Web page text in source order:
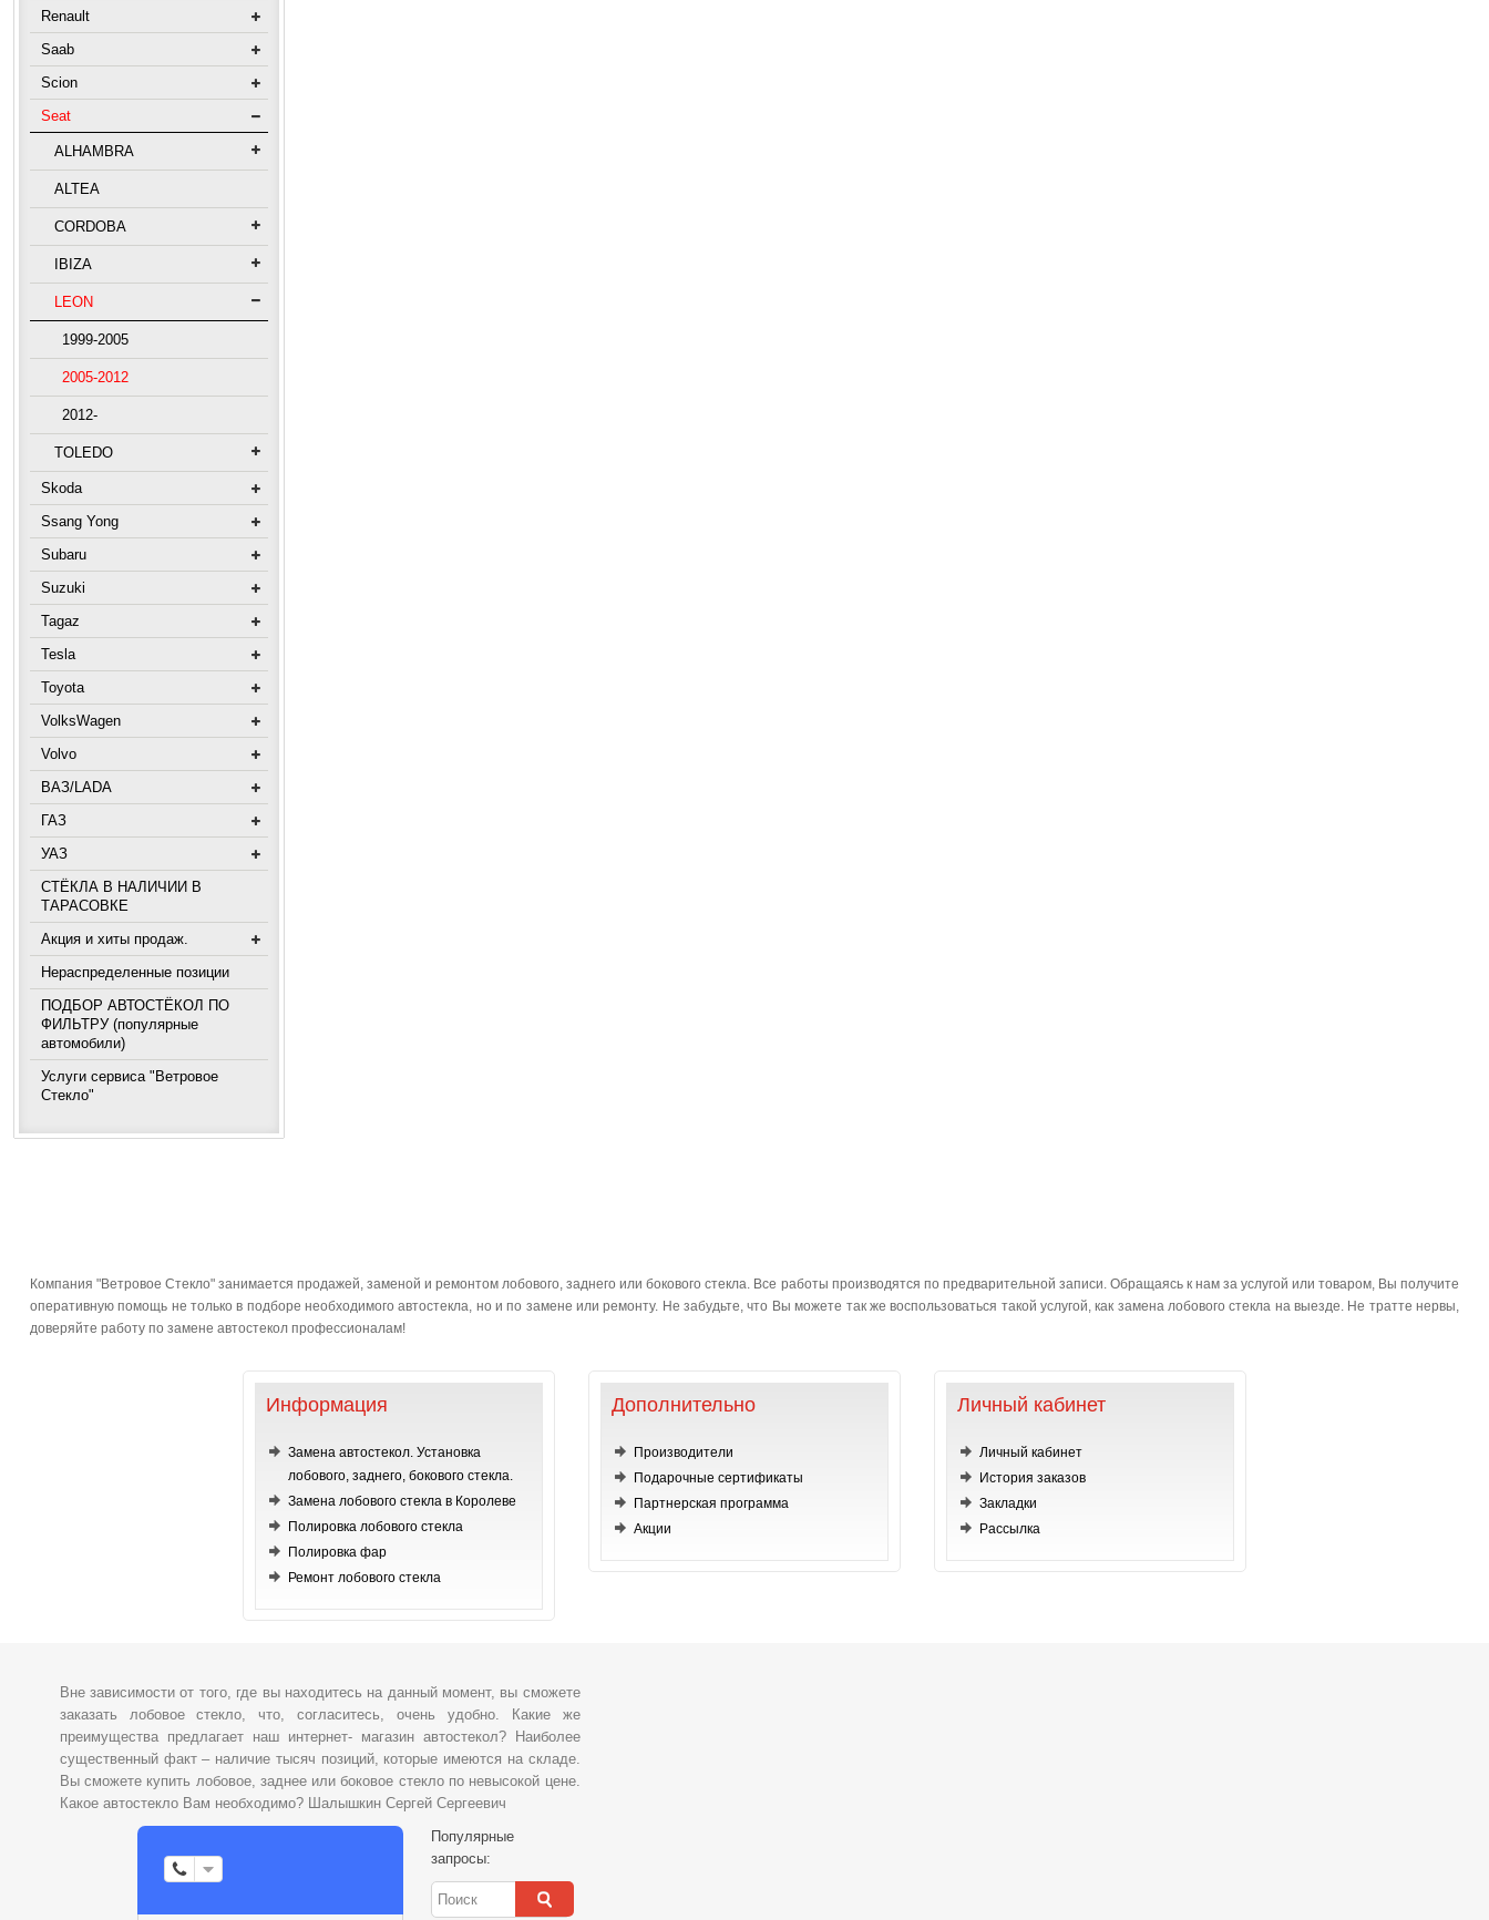
Renault
Saab
Scion
Seat
ALHAMBRA
ALTEA
CORDOBA
IBIZA
LEON
1999-2005
2005-2012
2012-
TOLEDO
Skoda
Ssang Yong
Subaru
Suzuki
Tagaz
Tesla
Toyota
VolksWagen
Volvo
ВАЗ/LADA
ГАЗ
УАЗ
СТЁКЛА В НАЛИЧИИ В
ТАРАСОВКЕ
Акция и хиты продаж.
Нераспределенные позиции
ПОДБОР АВТОСТЁКОЛ ПО
ФИЛЬТРУ (популярные
автомобили)
Услуги сервиса "Ветровое
Стекло"
Компания "Ветровое Стекло" занимается продажей, заменой и ремонтом лобового, заднего или бокового стекла. Все работы производятся по предварительной записи. Обращаясь к нам за услугой или товаром, Вы получите
оперативную помощь не только в подборе необходимого автостекла, но и по замене или ремонту. Не забудьте, что Вы можете так же воспользоваться такой услугой, как замена лобового стекла на выезде. Не тратте нервы,
доверяйте работу по замене автостекол профессионалам!
Информация
Замена автостекол. Установка
лобового, заднего, бокового стекла.
Замена лобового стекла в Королеве
Полировка лобового стекла
Полировка фар
Ремонт лобового стекла
Дополнительно
Производители
Подарочные сертификаты
Партнерская программа
Акции
Личный кабинет
Личный кабинет
История заказов
Закладки
Рассылка
Вне зависимости от того, где вы находитесь на данный момент, вы сможете
заказать лобовое стекло, что, согласитесь, очень удобно. Какие же
преимущества предлагает наш интернет- магазин автостекол? Наиболее
существенный факт – наличие тысяч позиций, которые имеются на складе.
Вы сможете купить лобовое, заднее или боковое стекло по невысокой цене.
Какое автостекло Вам необходимо? Шалышкин Сергей Сергеевич
Популярные
запросы: